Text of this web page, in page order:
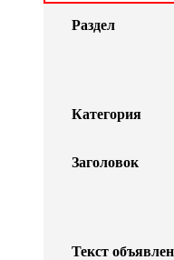
Раздел
Категория
Заголовок
Текст